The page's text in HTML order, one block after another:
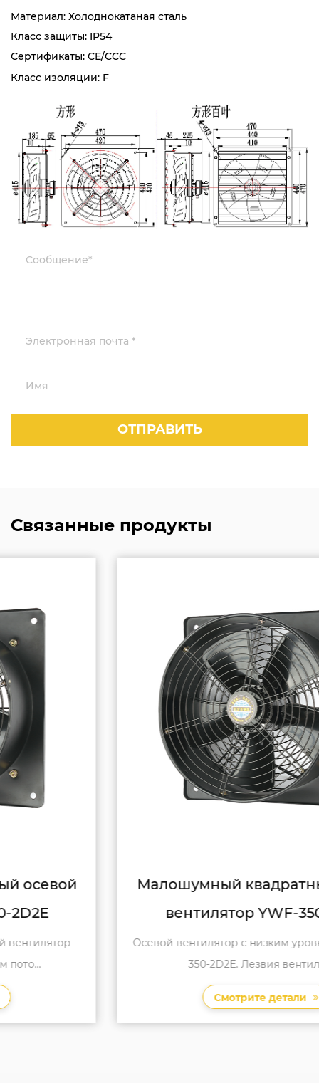
Материал: Холоднокатаная сталь
Класс защиты: IP54
Сертификаты: CE/CCC
Класс изоляции: F
Связанные продукты
Малошумный квадратный осевой
вентилятор YWF-350-2D2E
Осевой вентилятор с низким уровнем шума YWF-
350-2D2E. Лезвия вентилято...
Смотрите детали